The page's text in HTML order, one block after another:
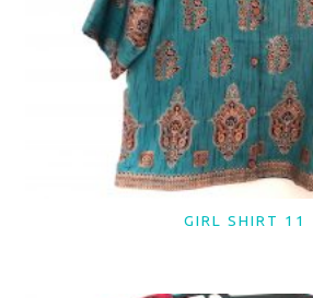
LER MAIS
GIRL SHIRT 11